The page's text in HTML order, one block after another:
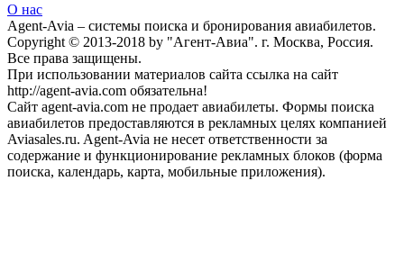
О нас
Agent-Avia – системы поиска и бронирования авиабилетов.
Copyright © 2013-2018 by "Агент-Авиа". г. Москва, Россия.
Все права защищены.
При использовании материалов сайта ссылка на сайт
http://agent-avia.com обязательна!
Сайт agent-avia.com не продает авиабилеты. Формы поиска
авиабилетов предоставляются в рекламных целях компанией
Aviasales.ru. Agent-Avia не несет ответственности за
содержание и функционирование рекламных блоков (форма
поиска, календарь, карта, мобильные приложения).